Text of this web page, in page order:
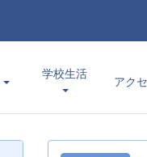
学校生活 アク